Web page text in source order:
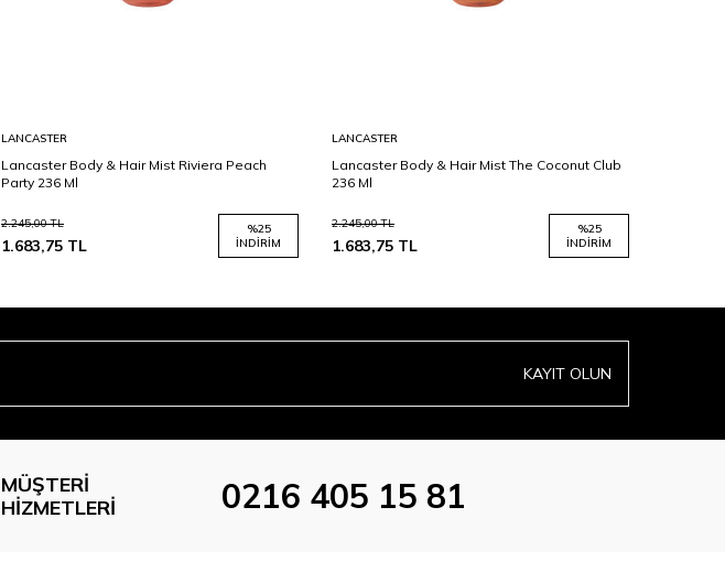
LANCASTER
Lancaster Body & Hair Mist Riviera Peach
Party 236 Ml
2.245,00TL
1.683,75 TL
%25
İNDIRIM
LANCASTER
Lancaster Body & Hair Mist The Coconut Club
236 Ml
2.245,00TL
1.683,75 TL
%25
İNDIRIM
KAYIT OLUN
MÜŞTERI
HIZMETLERI
0216 405 15 81